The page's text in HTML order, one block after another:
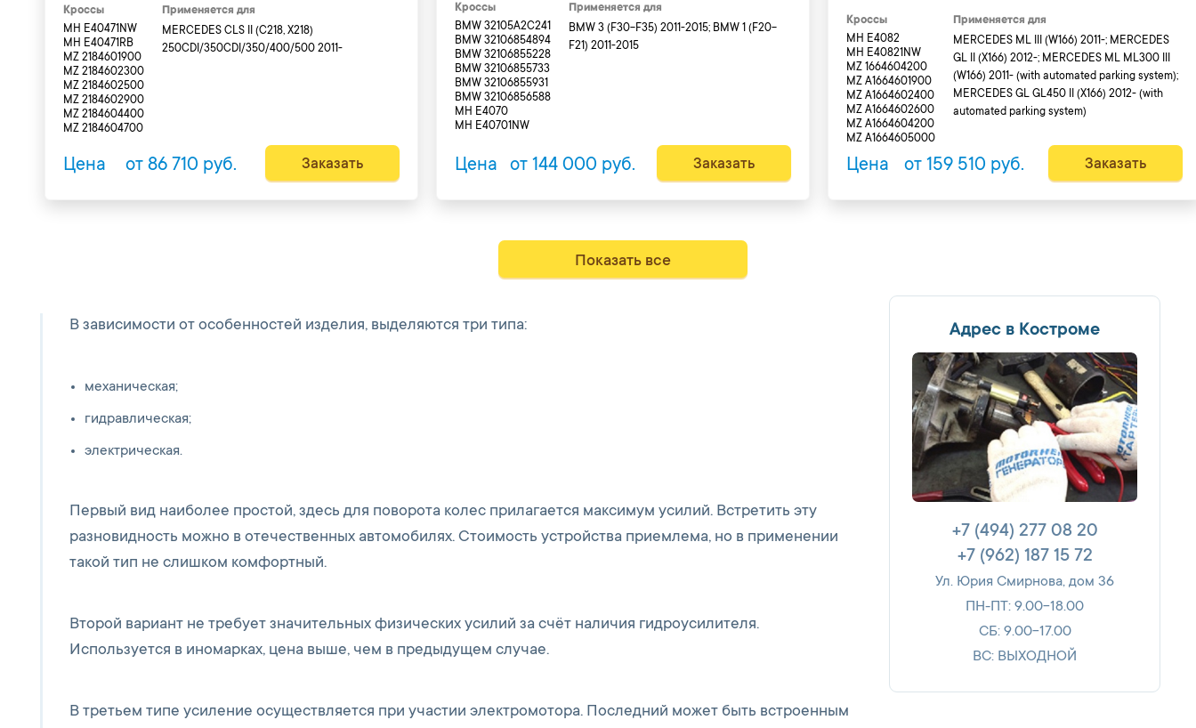
Кроссы
MH E40471NW
MH E40471RB
MZ 2184601900
MZ 2184602300
MZ 2184602500
MZ 2184602900
MZ 2184604400
MZ 2184604700
Применяется для
MERCEDES CLS II (C218, X218)
250CDI/350CDI/350/400/500 2011-
Цена от 86 710 руб. Заказать
Кроссы
BMW 32105A2C241
BMW 32106854894
BMW 32106855228
BMW 32106855733
BMW 32106855931
BMW 32106856588
MH E4070
MH E40701NW
Применяется для
BMW 3 (F30-F35) 2011-2015; BMW 1 (F20-
F21) 2011-2015
Цена от 144 000 руб. Заказать
Кроссы
MH E4082
MH E40821NW
MZ 1664604200
MZ A1664601900
MZ A1664602400
MZ A1664602600
MZ A1664604200
MZ A1664605000
Применяется для
MERCEDES ML III (W166) 2011-; MERCEDES
GL II (X166) 2012-; MERCEDES ML ML300 III
(W166) 2011- (with automated parking system);
MERCEDES GL GL450 II (X166) 2012- (with
automated parking system)
Цена от 159 510 руб. Заказать
Показать все
В зависимости от особенностей изделия, выделяются три типа:
механическая;
гидравлическая;
электрическая.
Первый вид наиболее простой, здесь для поворота колес прилагается максимум усилий. Встретить эту
разновидность можно в отечественных автомобилях. Стоимость устройства приемлема, но в применении
такой тип не слишком комфортный.
Второй вариант не требует значительных физических усилий за счёт наличия гидроусилителя.
Используется в иномарках, цена выше, чем в предыдущем случае.
В третьем типе усиление осуществляется при участии электромотора. Последний может быть встроенным
Адрес в Костроме
+7 (494) 277 08 20
+7 (962) 187 15 72
Ул. Юрия Смирнова, дом 36
ПН-ПТ: 9.00-18.00
СБ: 9.00-17.00
ВС: ВЫХОДНОЙ